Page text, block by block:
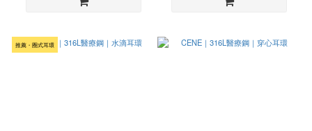
推薦・圈式耳環